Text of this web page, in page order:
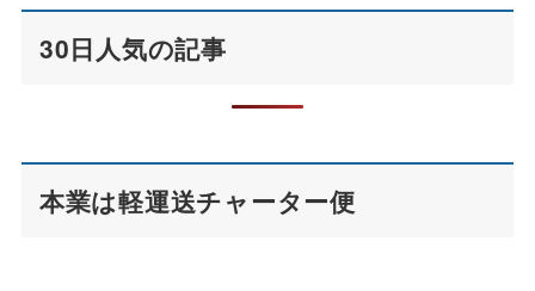
30日人気の記事
本業は軽運送チャーター便